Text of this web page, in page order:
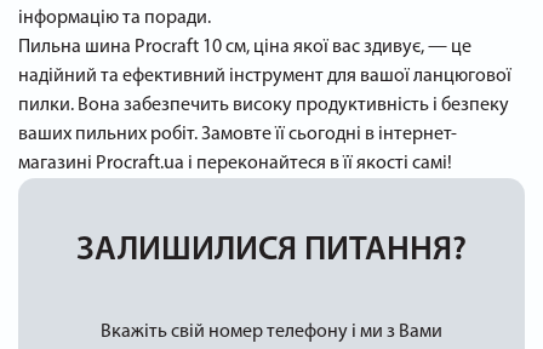
інформацію та поради.
Пильна шина Procraft 10 см, ціна якої вас здивує, — це
надійний та ефективний інструмент для вашої ланцюгової
пилки. Вона забезпечить високу продуктивність і безпеку
ваших пильних робіт. Замовте її сьогодні в інтернет-
магазині Procraft.ua і переконайтеся в її якості самі!
ЗАЛИШИЛИСЯ ПИТАННЯ?
Вкажіть свій номер телефону і ми з Вами